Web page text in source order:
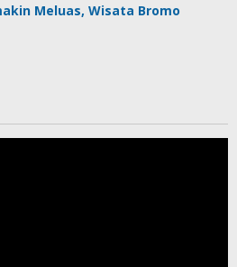
Meluas, Wisata Bromo